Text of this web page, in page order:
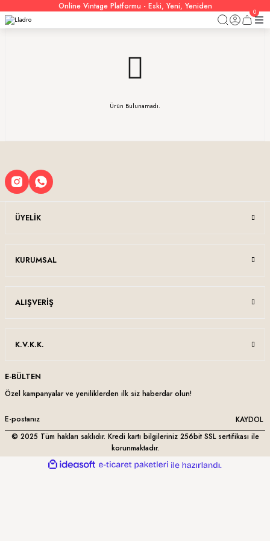
Online Vintage Platformu - Eski, Yeni, Yeniden
0
Ürün Bulunamadı.
ÜYELIK
KURUMSAL
ALIŞVERIŞ
K.V.K.K.
E-BÜLTEN
Özel kampanyalar ve yeniliklerden ilk siz haberdar olun!
KAYDOL
© 2025 Tüm hakları saklıdır. Kredi kartı bilgileriniz 256bit SSL sertifikası ile
korunmaktadır.
ideasoft
e-